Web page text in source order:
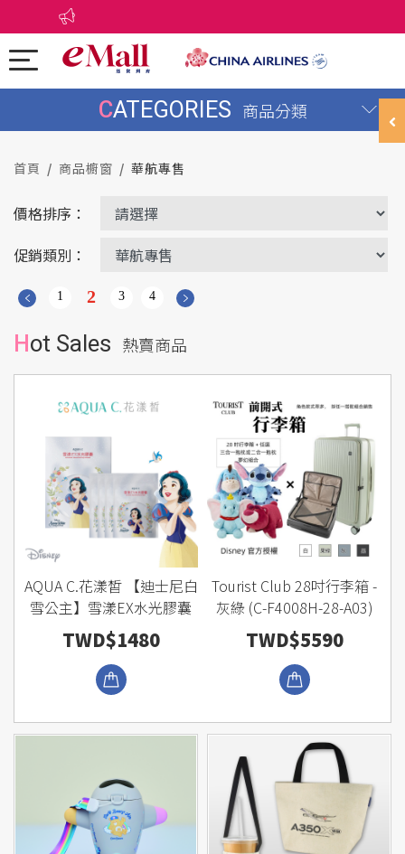
CATEGORIES 商品分類
首頁 商品櫥窗 華航專售
價格排序：
促銷類別：
1 2 3 4
Hot Sales 熱賣商品
AQUA C.花漾皙 【迪士尼白
雪公主】雪漾EX水光膠囊
TWD$1480
Tourist Club 28吋行李箱 -
灰綠 (C-F4008H-28-A03)
TWD$5590